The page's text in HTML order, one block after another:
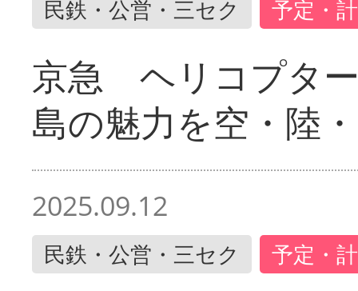
民鉄・公営・三セク 予定・
京急 ヘリコプタ
島の魅力を空・陸
2025.09.12
民鉄・公営・三セク 予定・